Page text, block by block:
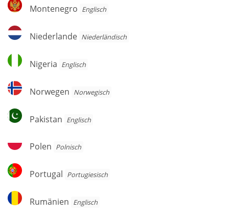
Montenegro
Montenegro Englisch
Niederlande
Niederlande Niederländisch
Nigeria
Nigeria Englisch
Norwegen
Norwegen Norwegisch
Pakistan
Pakistan Englisch
Polen
Polen Polnisch
Portugal
Portugal Por­tu­gie­sisch
Rumänien
Rumänien Englisch